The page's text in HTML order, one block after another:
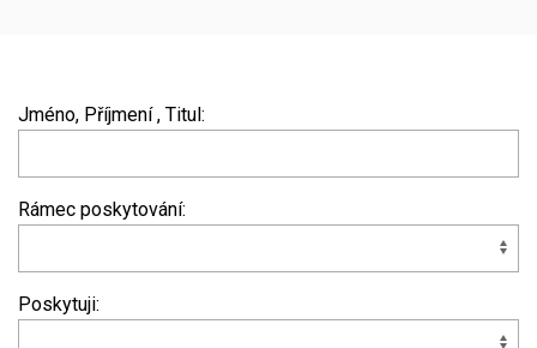
Jméno, Příjmení , Titul:
Rámec poskytování:
Poskytuji: